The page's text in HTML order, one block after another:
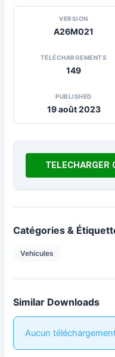
VERSION
A26M021
TÉLÉCHARGEMENTS
149
PUBLISHED
19 août 2023
TELECHARGER
Catégories &
Vehicules
Similar Downloads
Aucun